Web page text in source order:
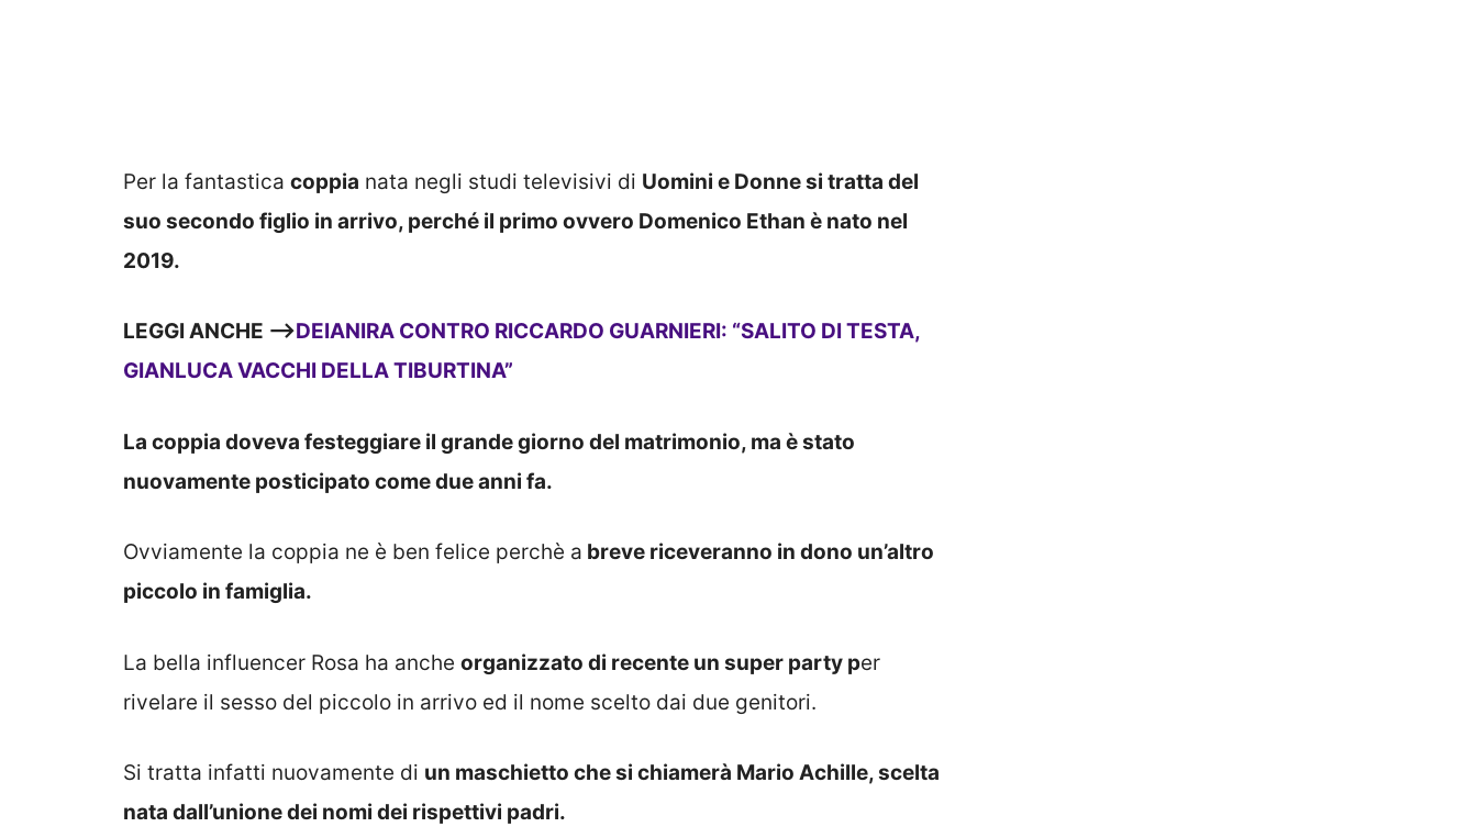
Per la fantastica coppia nata negli studi televisivi di Uomini e Donne si tratta del
suo secondo figlio in arrivo, perché il primo ovvero Domenico Ethan è nato nel
2019.
LEGGI ANCHE —>DEIANIRA CONTRO RICCARDO GUARNIERI: “SALITO DI TESTA,
GIANLUCA VACCHI DELLA TIBURTINA”
La coppia doveva festeggiare il grande giorno del matrimonio, ma è stato
nuovamente posticipato come due anni fa.
Ovviamente la coppia ne è ben felice perchè a breve riceveranno in dono un’altro
piccolo in famiglia.
La bella influencer Rosa ha anche organizzato di recente un super party per
rivelare il sesso del piccolo in arrivo ed il nome scelto dai due genitori.
Si tratta infatti nuovamente di un maschietto che si chiamerà Mario Achille, scelta
nata dall’unione dei nomi dei rispettivi padri.